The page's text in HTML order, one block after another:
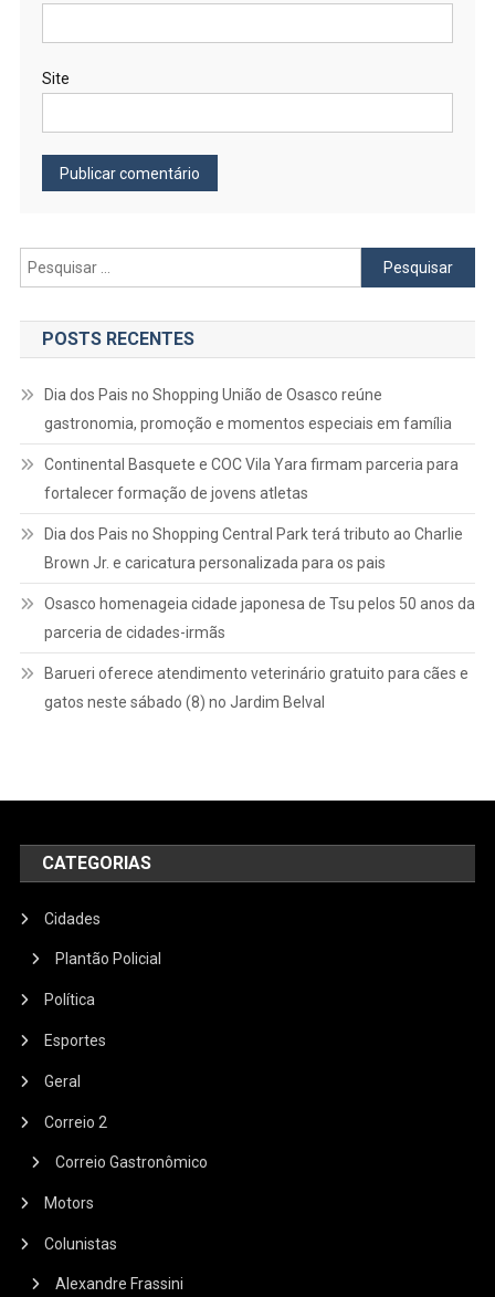
Site
Pesquisar
por:
POSTS RECENTES
Dia dos Pais no Shopping União de Osasco reúne
gastronomia, promoção e momentos especiais em família
Continental Basquete e COC Vila Yara firmam parceria para
fortalecer formação de jovens atletas
Dia dos Pais no Shopping Central Park terá tributo ao Charlie
Brown Jr. e caricatura personalizada para os pais
Osasco homenageia cidade japonesa de Tsu pelos 50 anos da
parceria de cidades-irmãs
Barueri oferece atendimento veterinário gratuito para cães e
gatos neste sábado (8) no Jardim Belval
CATEGORIAS
Cidades
Plantão Policial
Política
Esportes
Geral
Correio 2
Correio Gastronômico
Motors
Colunistas
Alexandre Frassini